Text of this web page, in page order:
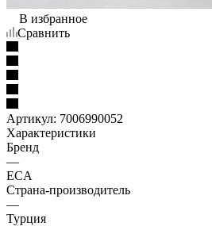
В избранное
Сравнить
Артикул: 7006990052
Характеристики
Бренд
—
ECA
Страна-производитель
—
Турция